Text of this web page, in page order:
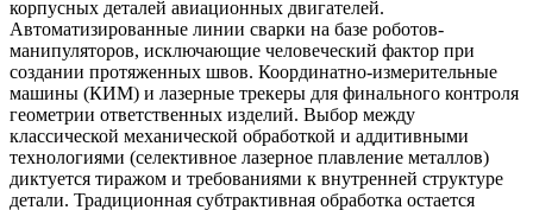
корпусных деталей авиационных двигателей.
Автоматизированные линии сварки на базе роботов-
манипуляторов, исключающие человеческий фактор при
создании протяженных швов. Координатно-измерительные
машины (КИМ) и лазерные трекеры для финального контроля
геометрии ответственных изделий. Выбор между
классической механической обработкой и аддитивными
технологиями (селективное лазерное плавление металлов)
диктуется тиражом и требованиями к внутренней структуре
детали. Традиционная субтрактивная обработка остается